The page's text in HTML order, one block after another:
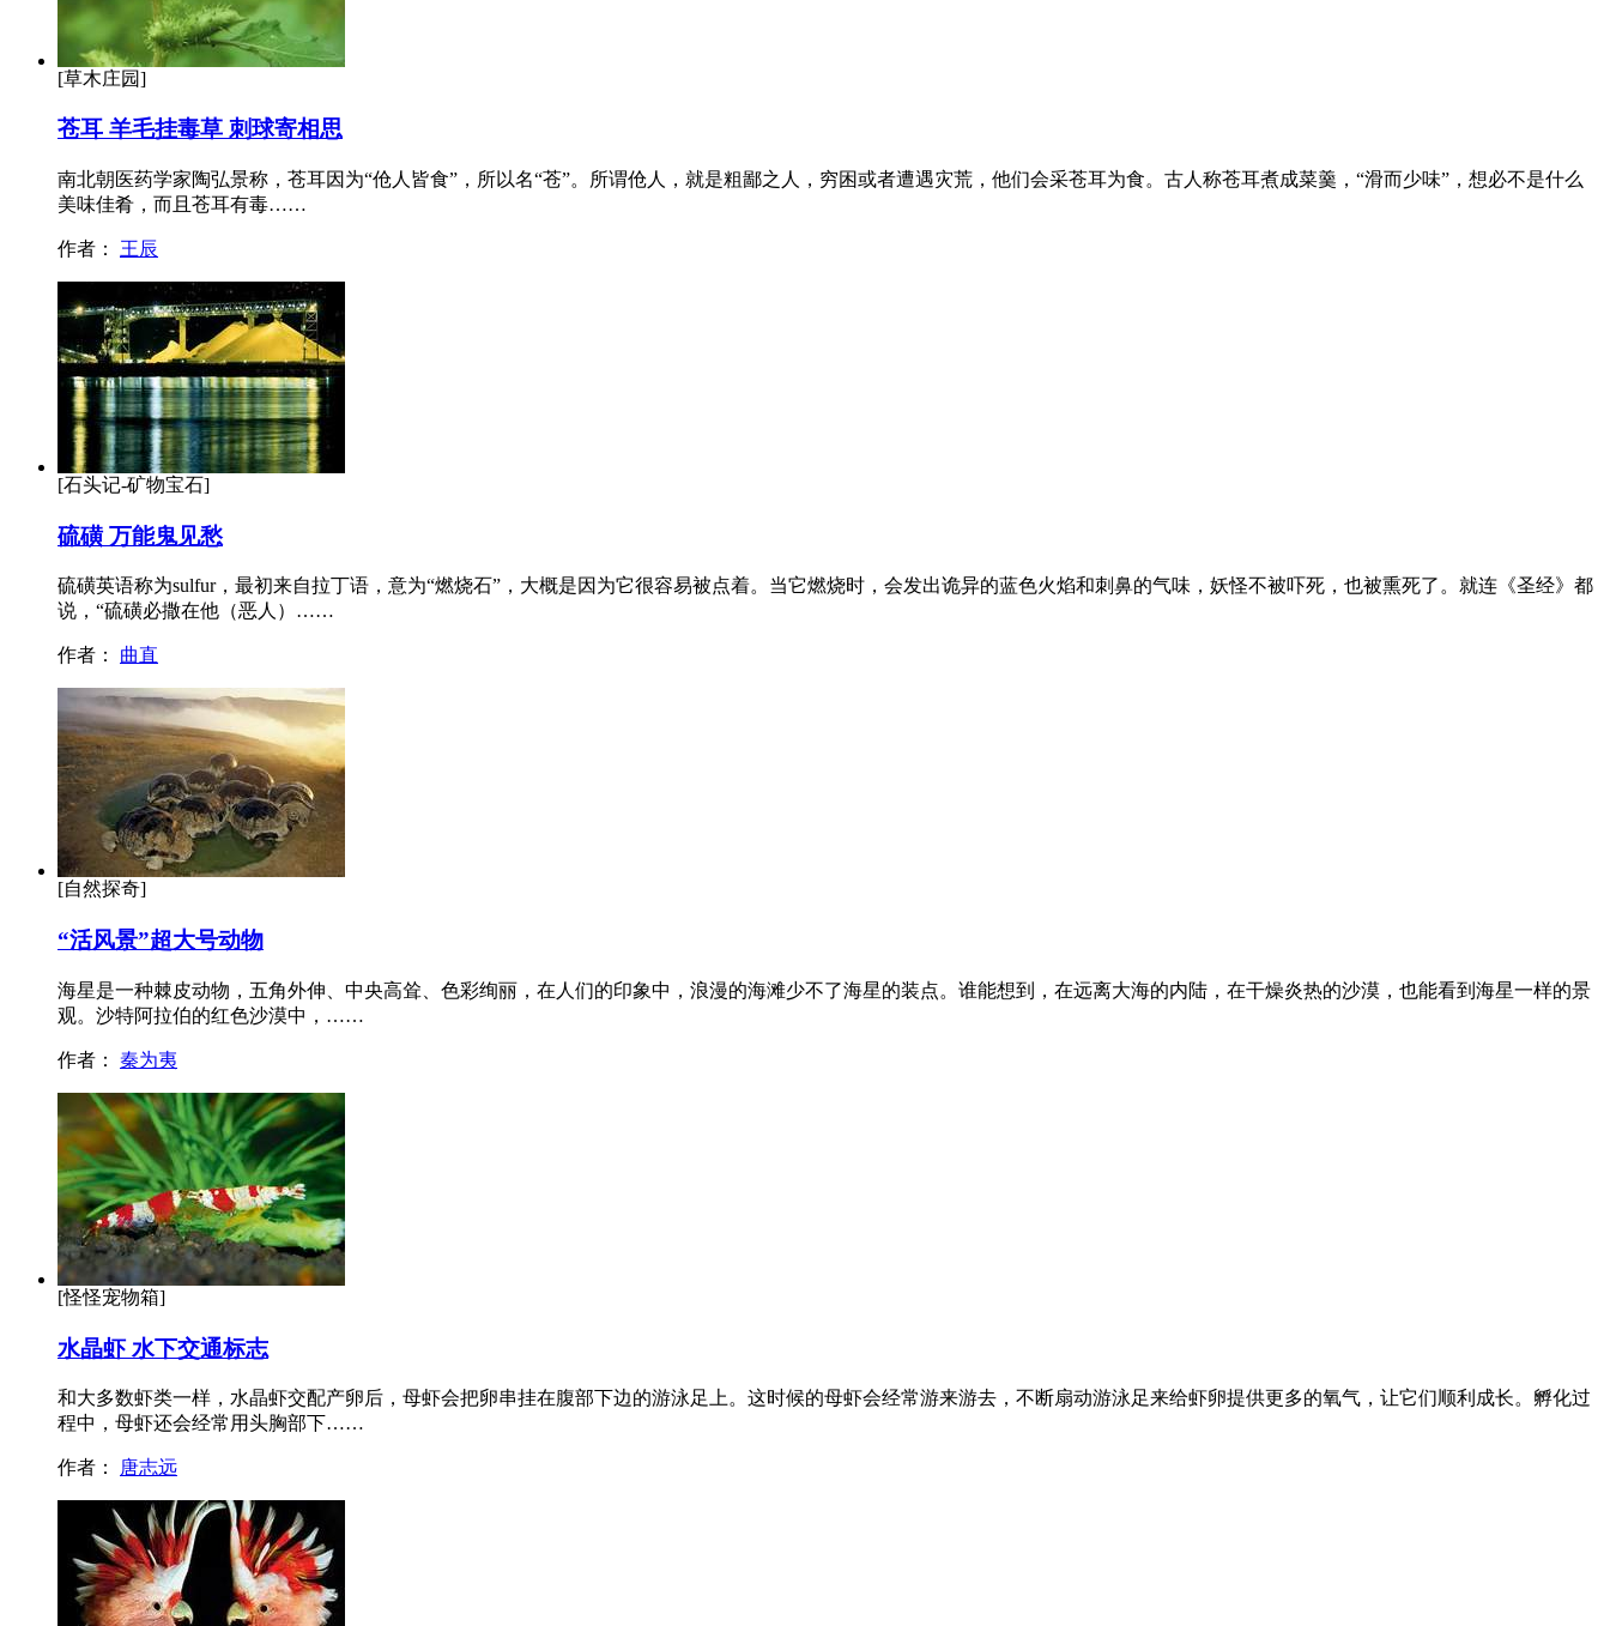
[草木庄园]
苍耳 羊毛挂毒草 刺球寄相思
南北朝医药学家陶弘景称，苍耳因为“伧人皆食”，所以名“苍”。所谓伧人，就是粗鄙之人，穷困或者遭遇灾荒，他们会采苍耳为食。古人称苍耳煮成菜羹，“滑而少味”，想必不是什么
美味佳肴，而且苍耳有毒……
作者： 王辰
[石头记-矿物宝石]
硫磺 万能鬼见愁
硫磺英语称为sulfur，最初来自拉丁语，意为“燃烧石”，大概是因为它很容易被点着。当它燃烧时，会发出诡异的蓝色火焰和刺鼻的气味，妖怪不被吓死，也被熏死了。就连《圣经》都
说，“硫磺必撒在他（恶人）……
作者： 曲直
[自然探奇]
“活风景”超大号动物
海星是一种棘皮动物，五角外伸、中央高耸、色彩绚丽，在人们的印象中，浪漫的海滩少不了海星的装点。谁能想到，在远离大海的内陆，在干燥炎热的沙漠，也能看到海星一样的景
观。沙特阿拉伯的红色沙漠中，……
作者： 秦为夷
[怪怪宠物箱]
水晶虾 水下交通标志
和大多数虾类一样，水晶虾交配产卵后，母虾会把卵串挂在腹部下边的游泳足上。这时候的母虾会经常游来游去，不断扇动游泳足来给虾卵提供更多的氧气，让它们顺利成长。孵化过
程中，母虾还会经常用头胸部下……
作者： 唐志远